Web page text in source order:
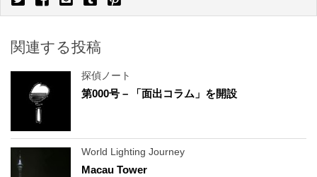
関連する投稿
探偵ノート
第000号 – 「面出コラム」を開設
World Lighting Journey
Macau Tower